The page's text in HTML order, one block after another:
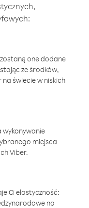
one dodane
ze środków,
świecie w niskich
miejsca
Viber.
Ci elastyczność:
na